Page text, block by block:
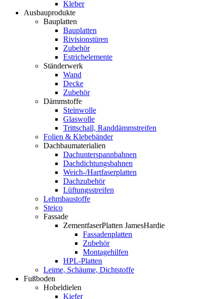
Kleber
Ausbauprodukte
Bauplatten
Bauplatten
Rivisionstüren
Zubehör
Estrichelemente
Ständerwerk
Wand
Decke
Zubehör
Dämmstoffe
Steinwolle
Glaswolle
Trittschall, Randdämmstreifen
Folien & Klebebänder
Dachbaumaterialien
Dachunterspannbahnen
Dachdichtungsbahnen
Weich-/Hartfaserplatten
Dachzubehör
Lüftungsstreifen
Lehmbaustoffe
Steico
Fassade
ZementfaserPlatten JamesHardie
Fassadenplatten
Zubehör
Montagehilfen
HPL-Platten
Leime, Schäume, Dichtstoffe
Fußboden
Hobeldielen
Kiefer